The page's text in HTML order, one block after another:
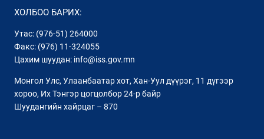
ХОЛБОО БАРИХ:
Утас: (976-51) 264000
Факс: (976) 11-324055
Цахим шуудан: info@iss.gov.mn
Монгол Улс, Улаанбаатар хот, Хан-Уул дүүрэг, 11 дүгээр
хороо, Их Тэнгэр цогцолбор 24-р байр
Шуудангийн хайрцаг – 870